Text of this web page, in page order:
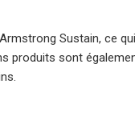
Sustain, ce
produits sont